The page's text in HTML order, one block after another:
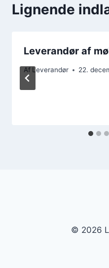
Lignende
Leverandør af
Af Leverandør 22.
© 2026